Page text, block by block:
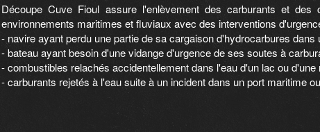
Découpe Cuve Fioul assure l'enlèvement des carburants et
environnements maritimes et fluviaux avec des interventions
- navire ayant perdu une partie de sa cargaison d'hydrocarbures dans
- bateau ayant besoin d'une vidange d'urgence de ses soutes à
- combustibles relachés accidentellement dans l'eau d'un lac ou d'une
- carburants rejetés à l'eau suite à un incident dans un port maritime